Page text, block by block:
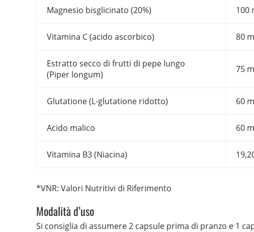
Magnesio bisglicinato (20%) 100
Vitamina C (acido ascorbico) 80
Estratto secco di frutti di pepe lungo
(Piper longum)
75
Glutatione (L-glutatione ridotto) 60
Acido malico 60
Vitamina B3 (Niacina)
*VNR: Valori Nutritivi di Riferimento
Modalità d’uso
Si consiglia di assumere 2 capsule prima di pranzo e 1